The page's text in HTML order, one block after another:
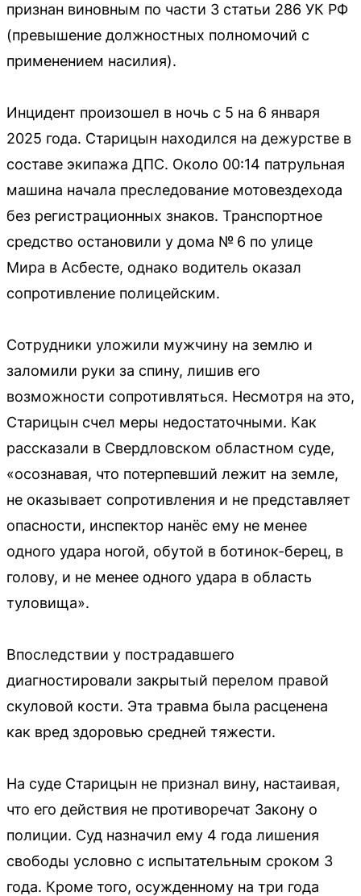
признан виновным по части 3 статьи 286 УК РФ
(превышение должностных полномочий с
применением насилия).
Инцидент произошел в ночь с 5 на 6 января
2025 года. Старицын находился на дежурстве в
составе экипажа ДПС. Около 00:14 патрульная
машина начала преследование мотовездехода
без регистрационных знаков. Транспортное
средство остановили у дома № 6 по улице
Мира в Асбесте, однако водитель оказал
сопротивление полицейским.
Сотрудники уложили мужчину на землю и
заломили руки за спину, лишив его
возможности сопротивляться. Несмотря на это,
Старицын счел меры недостаточными. Как
рассказали в Свердловском областном суде,
«осознавая, что потерпевший лежит на земле,
не оказывает сопротивления и не представляет
опасности, инспектор нанёс ему не менее
одного удара ногой, обутой в ботинок-берец, в
голову, и не менее одного удара в область
туловища».
Впоследствии у пострадавшего
диагностировали закрытый перелом правой
скуловой кости. Эта травма была расценена
как вред здоровью средней тяжести.
На суде Старицын не признал вину, настаивая,
что его действия не противоречат Закону о
полиции. Суд назначил ему 4 года лишения
свободы условно с испытательным сроком 3
года. Кроме того, осужденному на три года